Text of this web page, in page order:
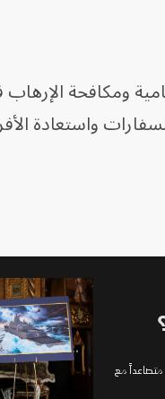
ومكافحة
مع